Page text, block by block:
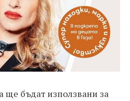
ще бъдат използвани за